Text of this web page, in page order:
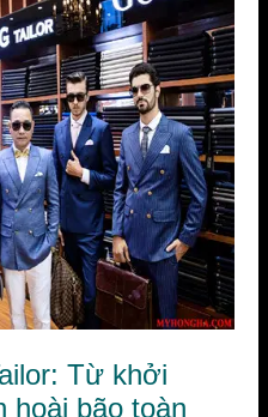
Từ khởi
hoài bão toàn